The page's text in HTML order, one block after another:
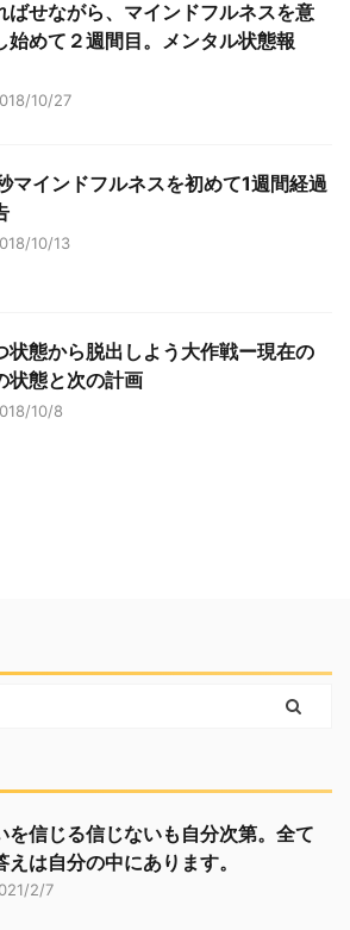
ばせながら、マインドフルネスを意
始めて２週間目。メンタル状態報
10/27
マインドフルネスを初めて1週間経過
10/13
状態から脱出しよう大作戦ー現在の
状態と次の計画
10/8
を信じる信じないも自分次第。全て
えは自分の中にあります。
2/7